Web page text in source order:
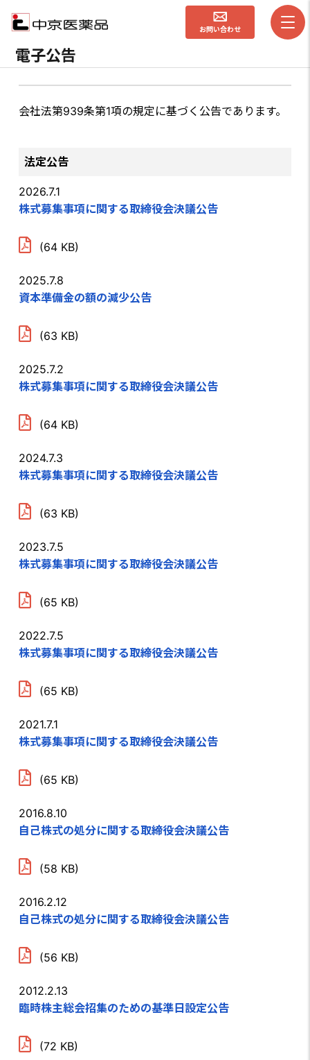
お問い合わせ
電子公告
会社法第939条第1項の規定に基づく公告であります。
法定公告
2026.7.1
株式募集事項に関する取締役会決議公告
(64 KB)
2025.7.8
資本準備金の額の減少公告
(63 KB)
2025.7.2
株式募集事項に関する取締役会決議公告
(64 KB)
2024.7.3
株式募集事項に関する取締役会決議公告
(63 KB)
2023.7.5
株式募集事項に関する取締役会決議公告
(65 KB)
2022.7.5
株式募集事項に関する取締役会決議公告
(65 KB)
2021.7.1
株式募集事項に関する取締役会決議公告
(65 KB)
2016.8.10
自己株式の処分に関する取締役会決議公告
(58 KB)
2016.2.12
自己株式の処分に関する取締役会決議公告
(56 KB)
2012.2.13
臨時株主総会招集のための基準日設定公告
(72 KB)